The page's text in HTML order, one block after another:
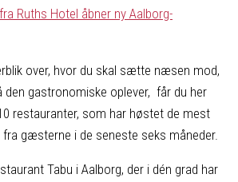
Ruths Hotel åbner ny Aalborg-
over, hvor du skal sætte næsen mod,
den gastronomiske oplever, får du her
restauranter, som har høstet de mest
gæsterne i de seneste seks måneder.
Tabu i Aalborg, der i dén grad har